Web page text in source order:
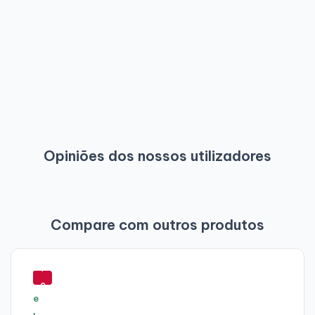
Opiniões dos nossos utilizadores
Compare com outros produtos
-
9